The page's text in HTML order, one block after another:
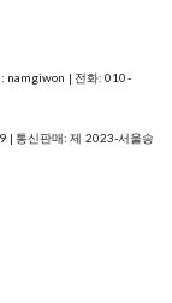
namgiwon | 전화: 010-
| 통신판매:제 2023-서울송